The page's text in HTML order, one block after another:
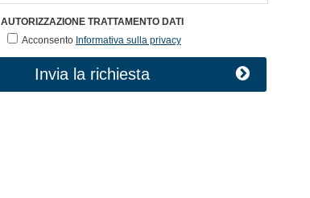
AUTORIZZAZIONE TRATTAMENTO DATI
Acconsento Informativa sulla privacy
Invia la richiesta